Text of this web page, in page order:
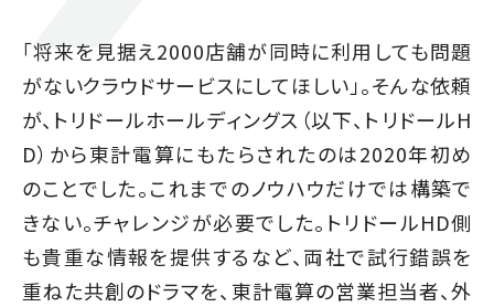
「将来を見据え2000店舗が同時に利用しても問題
がないクラウドサービスにしてほしい」。そんな依頼
が、トリドールホールディングス（以下、トリドールH
D）から東計電算にもたらされたのは2020年初め
のことでした。これまでのノウハウだけでは構築で
きない。チャレンジが必要でした。トリドールHD側
も貴重な情報を提供するなど、両社で試行錯誤を
重ねた共創のドラマを、東計電算の営業担当者、外